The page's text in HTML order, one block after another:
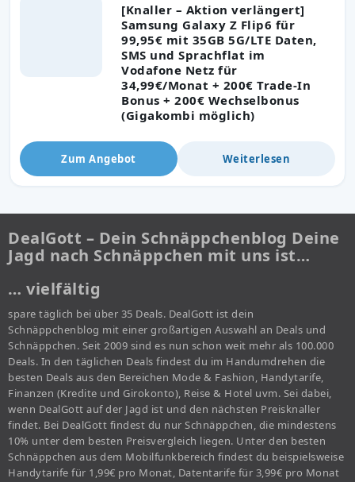
[Knaller – Aktion verlängert]
Samsung Galaxy Z Flip6 für
99,95€ mit 35GB 5G/LTE Daten,
SMS und Sprachflat im
Vodafone Netz für
34,99€/Monat + 200€ Trade-In
Bonus + 200€ Wechselbonus
(Gigakombi möglich)
Zum Angebot Weiterlesen
DealGott – Dein Schnäppchenblog Deine
Jagd nach Schnäppchen mit uns ist…
… vielfältig
spare täglich bei über 35 Deals. DealGott ist dein
Schnäppchenblog mit einer großartigen Auswahl an Deals und
Schnäppchen. Seit 2009 sind es nun schon weit mehr als 100.000
Deals. In den täglichen Deals findest du im Handumdrehen die
besten Deals aus den Bereichen Mode & Fashion, Handytarife,
Finanzen (Kredite und Girokonto), Reise & Hotel uvm. Sei dabei,
wenn DealGott auf der Jagd ist und den nächsten Preisknaller
findet. Bei DealGott findest du nur Schnäppchen, die mindestens
10% unter dem besten Preisvergleich liegen. Unter den besten
Schnäppchen aus dem Mobilfunkbereich findest du beispielsweise
Handytarife für 1,99€ pro Monat, Datentarife für 3,99€ pro Monat